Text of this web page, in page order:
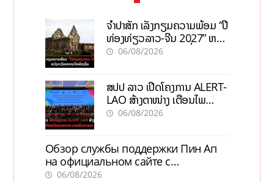
ຈຳປາສັກ ເລັ່ງກຽມຄວາມພ້ອມ “ປີ
ທ່ອງທ່ຽວລາວ-ຈີນ 2027” ຫວັງ
ກະຕຸ້ນເສດຖະກິດທ້ອງຖິ່ນ
06/08/2026
ສປປ ລາວ ເປີດໂຄງການ ALERT-
LAO ສ້າງຕາໜ່າງ ເຕືອນໄພ
ພະຍາດລະບາດທົ່ວປະເທດ
06/08/2026
Обзор службы поддержки Пин Ап
на официальном сайте с
актуальной информацией
06/08/2026